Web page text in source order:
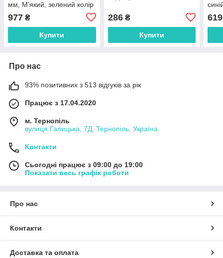
мм, М'який, зелений колір
977 ₴
Купити
286₴
Купити
619
Про нас
93% позитивних з 513 відгуків за рік
Працює з 17.04.2020
м. Тернопіль
вулиця Галицька, 7Д, Тернопіль, Україна
Контакти
Сьогодні працює з 09:00 до 19:00
Показати весь графік роботи
Про нас
Контакти
Доставка та оплата